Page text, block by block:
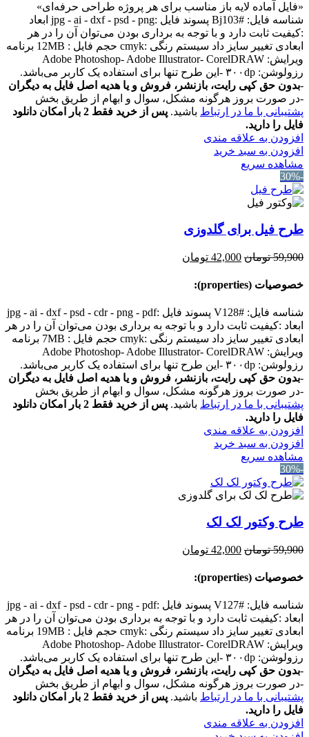
«فایل آماده لایه باز مناسب برای هر پروژه طراحی حرفه‌ای»
شناسه فایل: #Bj103 پسوند فایل :jpg - ai - dxf - psd - png ابعاد
:کیفیت ثابت دارد و با توجه به برداری بودن می‌توان آن را در هر
ابعادی تغییر سایز داد سیستم رنگی :cmyk حجم فایل : 12MB برنامه
ویرایش: Adobe Photoshop- Adobe Illustrator- CorelDRAW
رزولوشن: ۳۰۰dp -این طرح تنها برای استفاده یک کاربر می‌باشد.
-بدون حق کپی رایت، بازنشر، فروش و یا هدیه اصل فایل به دیگران
-در صورت بروز هرگونه مشکل، سوال و ابهام از طریق بخش
پشتیبانی با ما در ارتباطباشید.
پس از خرید فقط 2 بار امکان دانلود
فایل را دارید.
افزودن به علاقه مندی
افزودن به سبد خرید
مشاهده سریع
-30%
طرح فیل برای گلدوزی
59,900 تومان قیمت
59,900 تومان
42,000 تومانقیمت
خصوصیات (properties):
شناسه فایل: #V128 پسوند فایل :jpg - ai - dxf - psd - cdr - png - pdf
ابعاد :کیفیت ثابت دارد و با توجه به برداری بودن می‌توان آن را در هر
ابعادی تغییر سایز داد سیستم رنگی :cmyk حجم فایل : 7MB برنامه
ویرایش: Adobe Photoshop- Adobe Illustrator- CorelDRAW
رزولوشن: ۳۰۰dp -این طرح تنها برای استفاده یک کاربر می‌باشد.
-بدون حق کپی رایت، بازنشر، فروش و یا هدیه اصل فایل به دیگران
-در صورت بروز هرگونه مشکل، سوال و ابهام از طریق بخش
پشتیبانی با ما در ارتباطباشید.
پس از خرید فقط 2 بار امکان دانلود
فایل را دارید.
افزودن به علاقه مندی
افزودن به سبد خرید
مشاهده سریع
-30%
طرح وکتور لک لک
59,900 تومان قیمت
59,900 تومان
42,000 تومانقیمت
خصوصیات (properties):
شناسه فایل: #V127 پسوند فایل :jpg - ai - dxf - psd - cdr - png - pdf
ابعاد :کیفیت ثابت دارد و با توجه به برداری بودن می‌توان آن را در هر
ابعادی تغییر سایز داد سیستم رنگی :cmyk حجم فایل : 19MB برنامه
ویرایش: Adobe Photoshop- Adobe Illustrator- CorelDRAW
رزولوشن: ۳۰۰dp -این طرح تنها برای استفاده یک کاربر می‌باشد.
-بدون حق کپی رایت، بازنشر، فروش و یا هدیه اصل فایل به دیگران
-در صورت بروز هرگونه مشکل، سوال و ابهام از طریق بخش
پشتیبانی با ما در ارتباطباشید.
پس از خرید فقط 2 بار امکان دانلود
فایل را دارید.
افزودن به علاقه مندی